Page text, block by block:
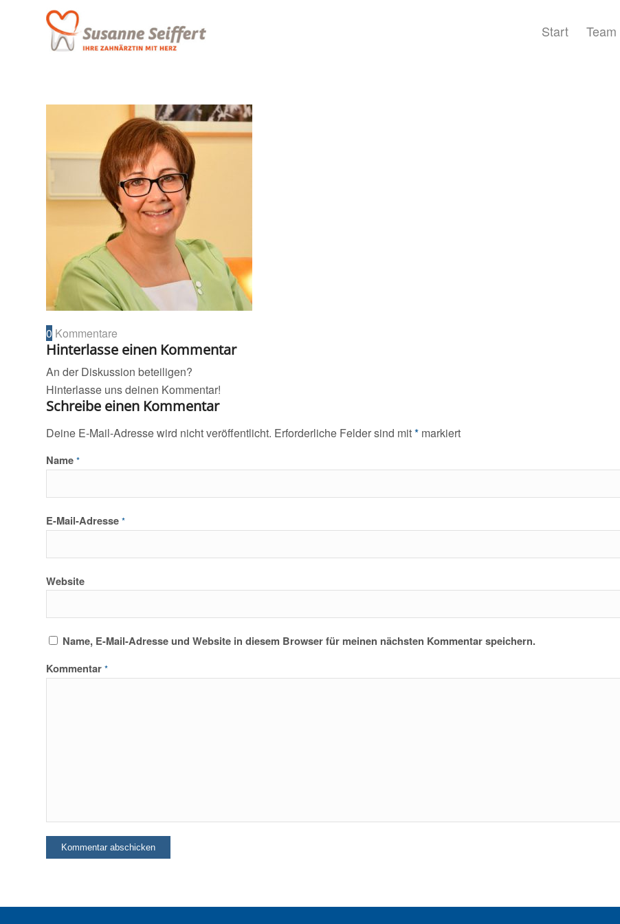
Start Team
0 Kommentare
Hinterlasse einen Kommentar
An der Diskussion beteiligen?
Hinterlasse uns deinen Kommentar!
Schreibe einen Kommentar
Deine E-Mail-Adresse wird nicht veröffentlicht. Erforderliche Felder sind mit* markiert
Name *
E-Mail-Adresse *
Website
Name, E-Mail-Adresse und Website in diesem Browser für meinen nächsten Kommentar speichern.
Kommentar *